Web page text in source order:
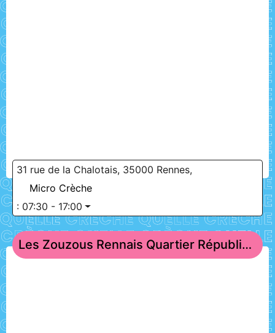
31 rue de la Chalotais, 35000 Rennes,
Micro Crèche
: 07:30 - 17:00
Les Zouzous Rennais Quartier République